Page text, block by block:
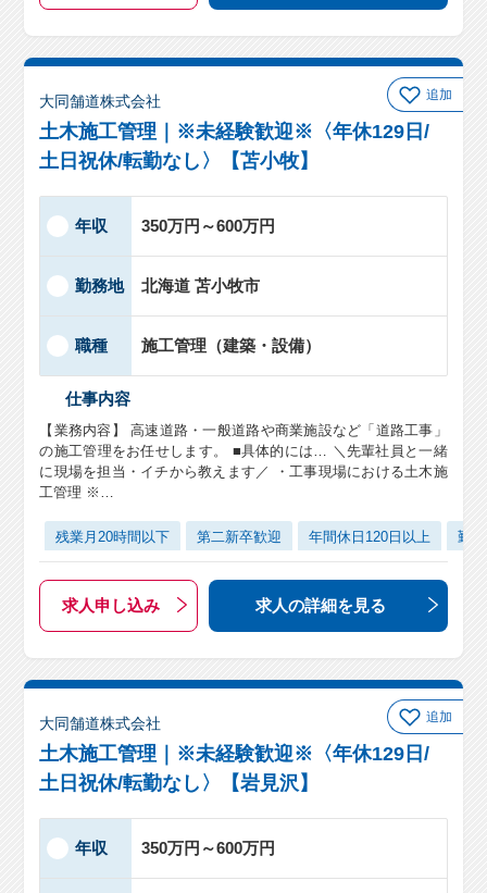
追加
大同舗道株式会社
土木施工管理｜※未経験歓迎※〈年休129日/
土日祝休/転勤なし〉【苫小牧】
年収 350万円～600万円
勤務地 北海道 苫小牧市
職種 施工管理（建築・設備）
仕事内容
【業務内容】 高速道路・一般道路や商業施設など「道路工事」
の施工管理をお任せします。 ■具体的には… ＼先輩社員と一緒
に現場を担当・イチから教えます／ ・工事現場における土木施
工管理 ※…
残業月20時間以下 第二新卒歓迎 年間休日120日以上 勤
求人申し込み 求人の詳細を見る
追加
大同舗道株式会社
土木施工管理｜※未経験歓迎※〈年休129日/
土日祝休/転勤なし〉【岩見沢】
年収 350万円～600万円